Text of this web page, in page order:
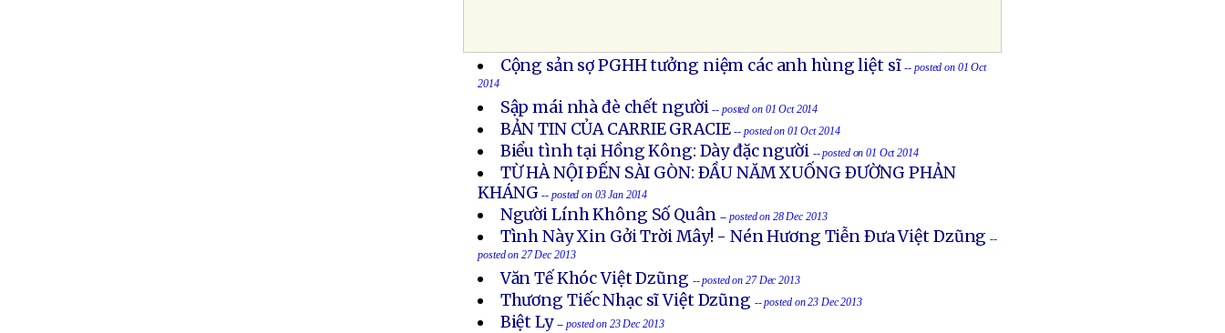
Cộng sản sợ PGHH tưởng niệm các anh hùng liệt sĩ -- posted on 01 Oct
2014
Sập mái nhà đè chết người -- posted on 01 Oct 2014
BẢN TIN CỦA CARRIE GRACIE-- posted on 01 Oct 2014
Biểu tình tại Hồng Kông: Dày đặc người -- posted on 01 Oct 2014
TỪ HÀ NỘI ÐẾN SÀI GÒN: ÐẦU NĂM XUỐNG ÐƯỜNG PHẢN
KHÁNG-- posted on 03 Jan 2014
Người Lính Không Số Quân -- posted on 28 Dec 2013
Tình Này Xin Gởi Trời Mây! - Nén Hương Tiễn Ðưa Việt Dzũng --
posted on 27 Dec 2013
Văn Tế Khóc Việt Dzũng -- posted on 27 Dec 2013
Thương Tiếc Nhạc sĩ Việt Dzũng -- posted on 23 Dec 2013
Biệt Ly -- posted on 23 Dec 2013